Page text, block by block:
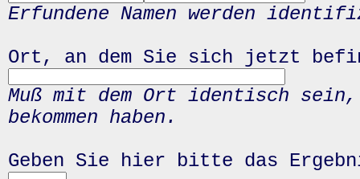
Erfundene Namen werden
Ort, an dem Sie sich jetzt
Muß mit dem Ort identisch
bekommen haben.
Geben Sie hier bitte das